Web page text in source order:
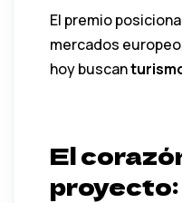
El premio
mercados
hoy buscan
El
proyecto: